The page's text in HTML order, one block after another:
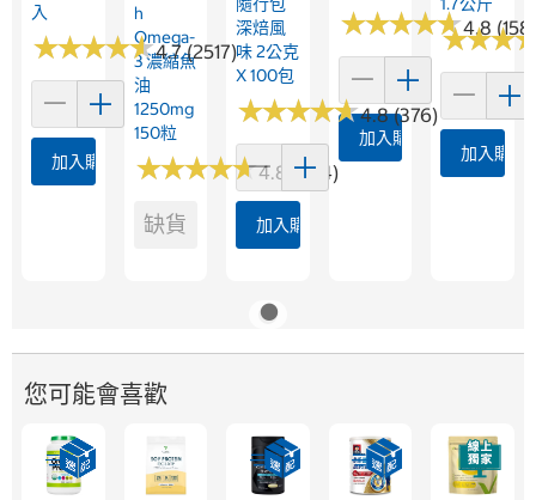
入
★★★★★
★★★★★4.7 (2517)
加入購物車
H
Omega-
3 濃縮魚
油
1250mg
150粒
★★★★★
★★★★★4.8 (364)
缺貨
深焙風
味 2公克
X 100包
★★★★★
★★★★★4.8 (376)
加入購物車
★★★★★
★★★★★4.8
加入購物車
★★★
★★★
加入購物
您可能會喜歡